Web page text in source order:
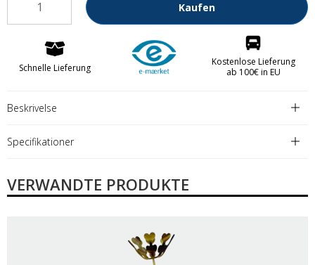
Kaufen
Schnelle Lieferung
Kostenlose Lieferung
ab 100€ in EU
Beskrivelse
Specifikationer
VERWANDTE PRODUKTE